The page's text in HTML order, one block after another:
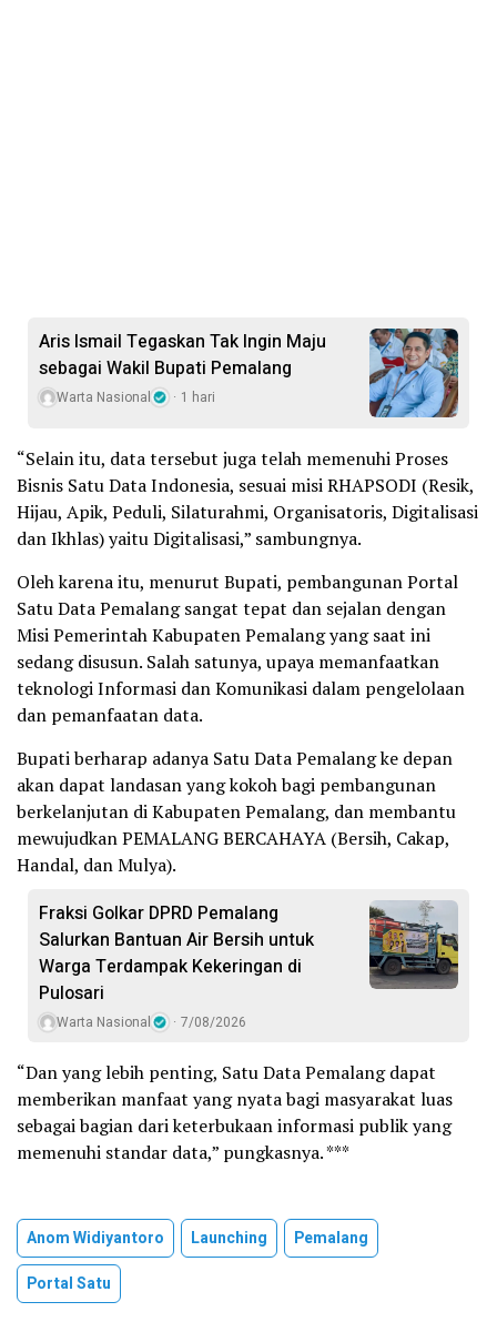
Aris Ismail Tegaskan Tak Ingin Maju
sebagai Wakil Bupati Pemalang
Warta Nasional 1 hari
“Selain itu, data tersebut juga telah memenuhi Proses
Bisnis Satu Data Indonesia, sesuai misi RHAPSODI (Resik,
Hijau, Apik, Peduli, Silaturahmi, Organisatoris, Digitalisasi
dan Ikhlas) yaitu Digitalisasi,” sambungnya.
Oleh karena itu, menurut Bupati, pembangunan Portal
Satu Data Pemalang sangat tepat dan sejalan dengan
Misi Pemerintah Kabupaten Pemalang yang saat ini
sedang disusun. Salah satunya, upaya memanfaatkan
teknologi Informasi dan Komunikasi dalam pengelolaan
dan pemanfaatan data.
Bupati berharap adanya Satu Data Pemalang ke depan
akan dapat landasan yang kokoh bagi pembangunan
berkelanjutan di Kabupaten Pemalang, dan membantu
mewujudkan PEMALANG BERCAHAYA (Bersih, Cakap,
Handal, dan Mulya).
Fraksi Golkar DPRD Pemalang
Salurkan Bantuan Air Bersih untuk
Warga Terdampak Kekeringan di
Pulosari
Warta Nasional 7/08/2026
“Dan yang lebih penting, Satu Data Pemalang dapat
memberikan manfaat yang nyata bagi masyarakat luas
sebagai bagian dari keterbukaan informasi publik yang
memenuhi standar data,” pungkasnya. ***
Anom Widiyantoro Launching
Pemalang
Portal Satu